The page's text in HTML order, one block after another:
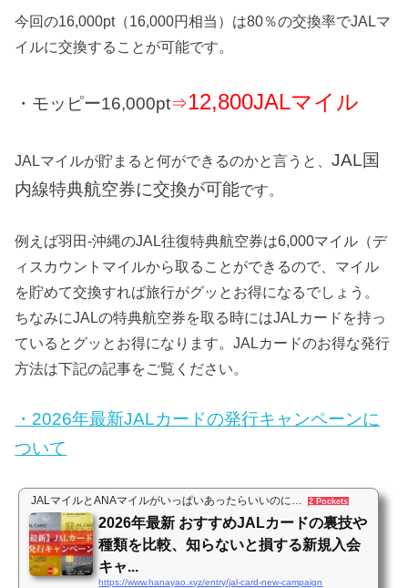
今回の16,000pt（16,000円相当）は80％の交換率でJALマ
イルに交換することが可能です。
・モッピー16,000pt⇒12,800JALマイル
JALマイルが貯まると何ができるのかと言うと、JAL国
内線特典航空券に交換が可能です。
例えば羽田-沖縄のJAL往復特典航空券は6,000マイル（デ
ィスカウントマイルから取ることができるので、マイル
を貯めて交換すれば旅行がグッとお得になるでしょう。
ちなみにJALの特典航空券を取る時にはJALカードを持っ
ているとグッとお得になります。JALカードのお得な発行
方法は下記の記事をご覧ください。
・2026年最新JALカードの発行キャンペーンに
ついて
JALマイルとANAマイルがいっぱいあったらいいのに… 2 Pockets
2026年最新 おすすめJALカードの裏技や
種類を比較、知らないと損する新規入会
キャ...
https://www.hanayao.xyz/entry/jal-card-new-campaign